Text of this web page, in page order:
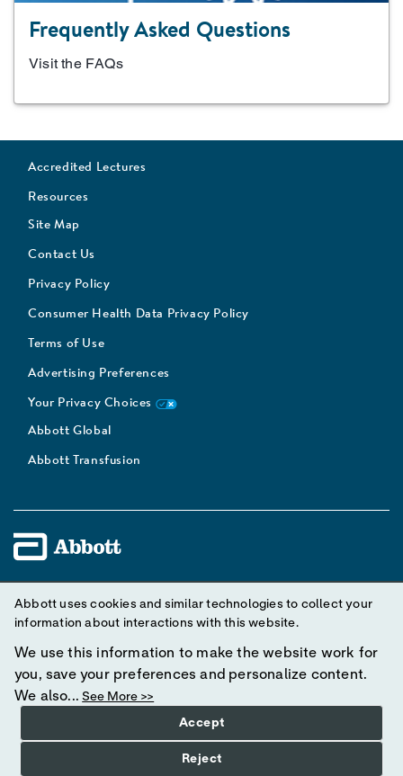
Frequently Asked Questions
Visit the FAQs
Accredited Lectures
Resources
Site Map
Contact Us
Privacy Policy
Consumer Health Data Privacy Policy
Terms of Use
Advertising Preferences
Your Privacy Choices
Abbott Global
Abbott Transfusion
appearing in this Internet site are trademarks owned by or licensed
trademark, trade name, or trade dress in this site may be made
without prior written authorization of Abbott, except to identify the
product or services of the company.
© 2025 Abbott. All rights reserved. Please read the Legal Notice
Abbott uses cookies and similar technologies to collect your
information about interactions with this website.
We use this information to make the website work for
you, save your preferences and personalize content.
We also... See More >>
Accept
Reject